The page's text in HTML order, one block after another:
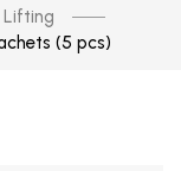
Lifting
(5 pcs)